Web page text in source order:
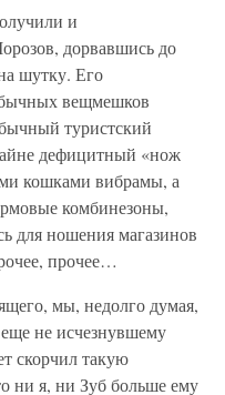
и
дорвавшись до
шутку. Его
вещмешков
туристский
дефицитный «нож
кошками вибрамы, а
комбинезоны,
для ношения магазинов
прочее…
мы, недолго думая,
не исчезнувшему
скорчил такую
ни я, ни Зуб больше ему